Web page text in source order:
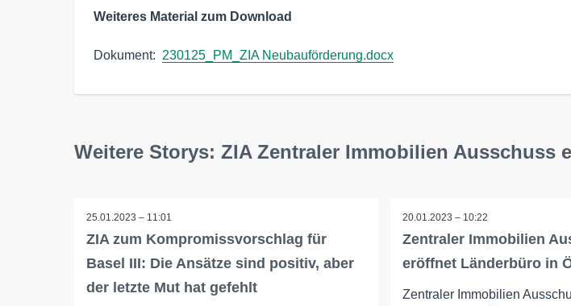
Weiteres Material zum Download
Dokument: 230125_PM_ZIA Neubauförderung.docx
Weitere Storys: ZIA Zentraler Immobilien Ausschuss
25.01.2023 – 11:01
ZIA zum Kompromissvorschlag für
Basel III: Die Ansätze sind positiv, aber
der letzte Mut hat gefehlt
20.01.2023 – 10:22
Zentraler Immobilien
eröffnet Länderbüro in
Zentraler Immobilien